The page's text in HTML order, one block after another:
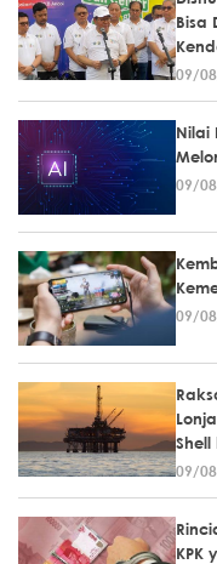
Bisa
09/
Nilai
09/
09/
09/
KPK